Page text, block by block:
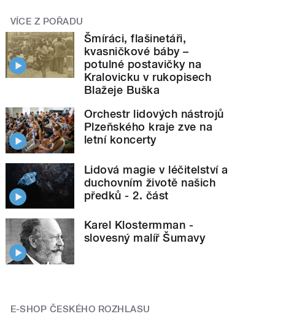
VÍCE Z POŘADU
Šmíráci, flašinetáři,
kvasničkové báby –
potulné postavičky na
Kralovicku v rukopisech
Blažeje Buška
Orchestr lidových nástrojů
Plzeňského kraje zve na
letní koncerty
Lidová magie v léčitelství a
duchovním životě našich
předků - 2. část
Karel Klostermman -
slovesný malíř Šumavy
E-SHOP ČESKÉHO ROZHLASU